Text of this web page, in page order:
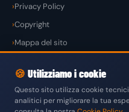
Privacy Policy
Copyright
Mappa del sito
© 2026 GuconShopdi
🍪 Utilizziamo i cookie
Questo sito utilizza cookie
analitici per migliorare la tua